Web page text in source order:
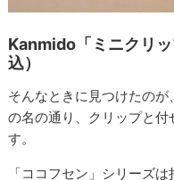
Kanmido「ミニクリ
込）
そんなときに見つけたのが
の名の通り、クリップと
す。
「ココフセン」シリーズ